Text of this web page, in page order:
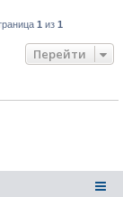
1 из 1
Перейти